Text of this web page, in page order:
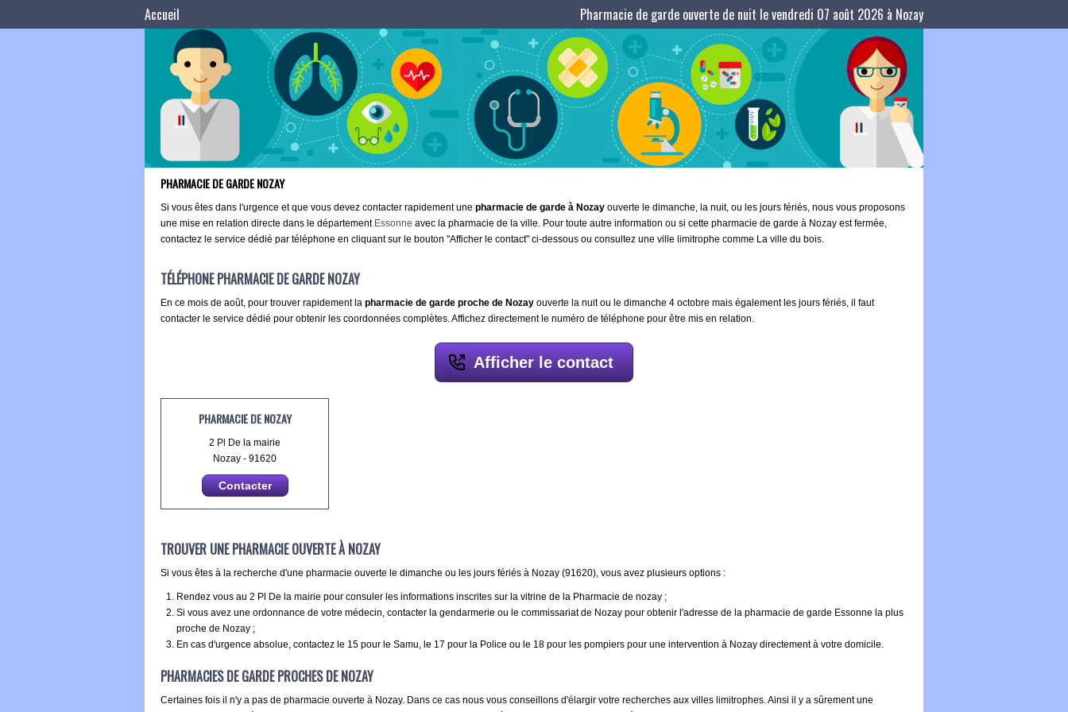
Accueil Pharmacie de garde ouverte de nuit le vendredi 07 août 2026 à Nozay
PHARMACIE DE GARDE NOZAY
Si vous êtes dans l'urgence et que vous devez contacter rapidement une pharmacie de garde à Nozay ouverte le dimanche, la nuit, ou les jours fériés, nous vous proposons
une mise en relation directe dans le département Essonne avec la pharmacie de la ville. Pour toute autre information ou si cette pharmacie de garde à Nozay est fermée,
contactez le service dédié par téléphone en cliquant sur le bouton "Afficher le contact" ci-dessous ou consultez une ville limitrophe comme La ville du bois.
TÉLÉPHONE PHARMACIE DE GARDE NOZAY
En ce mois de août, pour trouver rapidement la pharmacie de garde proche de Nozay ouverte la nuit ou le dimanche 4 octobre mais également les jours fériés, il faut
contacter le service dédié pour obtenir les coordonnées complètes. Affichez directement le numéro de téléphone pour être mis en relation.
Afficher le contact
PHARMACIE DE NOZAY
2 Pl De la mairie
Nozay - 91620
Contacter
TROUVER UNE PHARMACIE OUVERTE À NOZAY
Si vous êtes à la recherche d'une pharmacie ouverte le dimanche ou les jours fériés à Nozay (91620), vous avez plusieurs options :
Rendez vous au 2 Pl De la mairie pour consuler les informations inscrites sur la vitrine de la Pharmacie de nozay ;
Si vous avez une ordonnance de votre médecin, contacter la gendarmerie ou le commissariat de Nozay pour obtenir l'adresse de la pharmacie de garde Essonne la plus
proche de Nozay ;
En cas d'urgence absolue, contactez le 15 pour le Samu, le 17 pour la Police ou le 18 pour les pompiers pour une intervention à Nozay directement à votre domicile.
PHARMACIES DE GARDE PROCHES DE NOZAY
Certaines fois il n'y a pas de pharmacie ouverte à Nozay. Dans ce cas nous vous conseillons d'élargir votre recherches aux villes limitrophes. Ainsi il y a sûrement une